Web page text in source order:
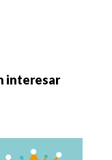
interesar